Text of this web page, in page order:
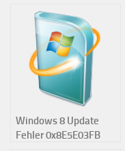
Windows 8 Update
Fehler 0x8E5E03FB